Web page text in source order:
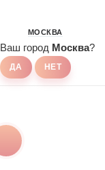
МОСКВА
Ваш город Москва?